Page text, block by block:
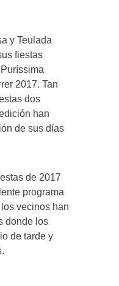
y Teulada
fiestas
2017. Tan
dos
han
de sus días
de 2017
programa
vecinos han
donde los
de tarde y